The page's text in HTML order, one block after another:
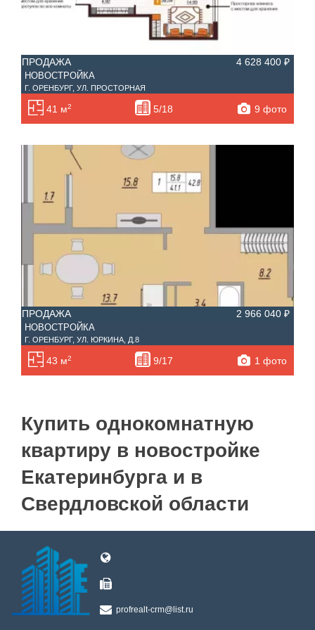
ПРОДАЖА 4 628 400 ₽
НОВОСТРОЙКА
Г. ОРЕНБУРГ, УЛ. ПРОСТОРНАЯ
41 м2 5/18 9 фото
ПРОДАЖА 2 966 040 ₽
НОВОСТРОЙКА
Г. ОРЕНБУРГ, УЛ. ЮРКИНА, Д.8
43 м2 9/17 1 фото
Купить однокомнатную
квартиру в новостройке
Екатеринбурга и в
Свердловской области
profrealt-crm@list.ru